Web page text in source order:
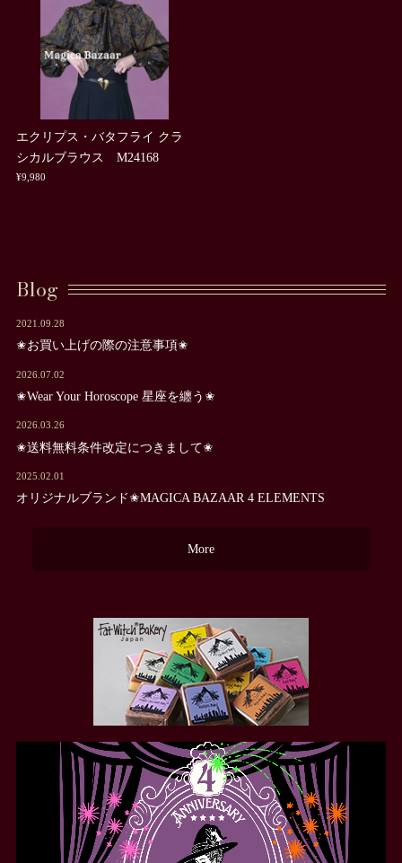
エクリプス・バタフライ クラ
シカルブラウス M24168
¥9,980
Blog
2021.09.28
✬お買い上げの際の注意事項✬
2026.07.02
✬Wear Your Horoscope 星座を纏う✬
2026.03.26
✬送料無料条件改定につきまして✬
2025.02.01
オリジナルブランド✬MAGICA BAZAAR 4 ELEMENTS
More